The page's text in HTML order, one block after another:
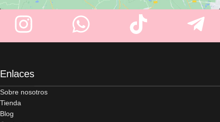
Enlaces
Sobre nosotros
Tienda
Blog